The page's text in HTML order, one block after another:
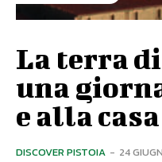
La terra
una
e alla
DISCOVER PISTOIA - 24